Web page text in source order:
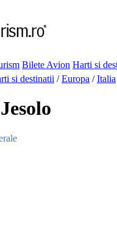
Bilete Avion Harti si
si destinatii /Europa /Italia